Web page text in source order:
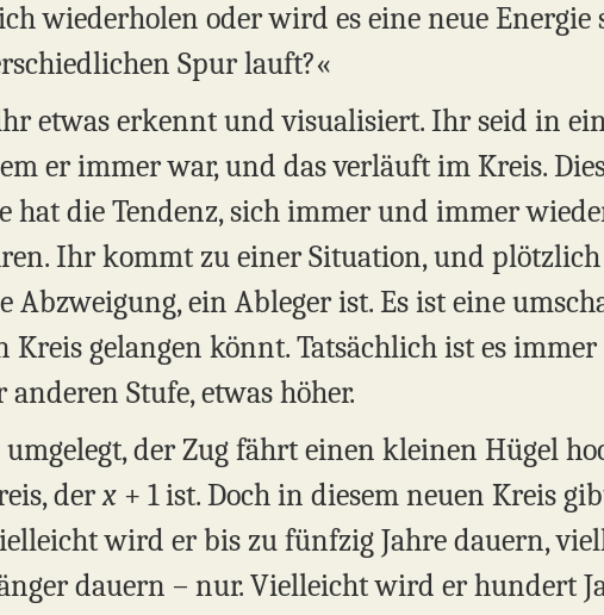
wiederholen oder wird es eine neue Energie
Spur lauft?«
etwas erkennt und visualisiert. Ihr seid in
er immer war, und das verläuft im Kreis.
hat die Tendenz, sich immer und immer
Ihr kommt zu einer Situation, und plötzlich
Abzweigung, ein Ableger ist. Es ist eine
Kreis gelangen könnt. Tatsächlich ist es
Stufe, etwas höher.
der Zug fährt einen kleinen Hügel
der x + 1 ist. Doch in diesem neuen Kreis
wird er bis zu fünfzig Jahre dauern,
dauern – nur. Vielleicht wird er hundert